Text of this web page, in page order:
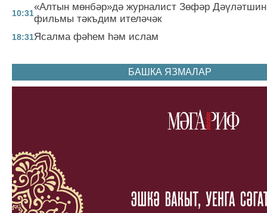
10:31
«Алтын мөнбәр»дә журналист Зөфәр
фильмы тәкъдим ителәчәк
18:31Ясалма фәһем һәм ислам
БАШКА ЯЗМАЛАР